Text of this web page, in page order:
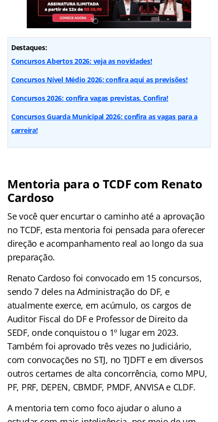
Destaques:
Concursos Abertos 2026: veja as novidades!
Concursos Nível Médio 2026: confira aqui as previsões!
Concursos 2026: confira vagas previstas. Confira!
Concursos Guarda Municipal 2026: confira as vagas para a
carreira!
Mentoria para o TCDF com Renato
Cardoso
Se você quer encurtar o caminho até a aprovação
no TCDF, esta mentoria foi pensada para oferecer
direção e acompanhamento real ao longo da sua
preparação.
Renato Cardoso foi convocado em 15 concursos,
sendo 7 deles na Administração do DF, e
atualmente exerce, em acúmulo, os cargos de
Auditor Fiscal do DF e Professor de Direito da
SEDF, onde conquistou o 1º lugar em 2023.
Também foi aprovado três vezes no Judiciário,
com convocações no STJ, no TJDFT e em diversos
outros certames de alta concorrência, como MPU,
PF, PRF, DEPEN, CBMDF, PMDF, ANVISA e CLDF.
A mentoria tem como foco ajudar o aluno a